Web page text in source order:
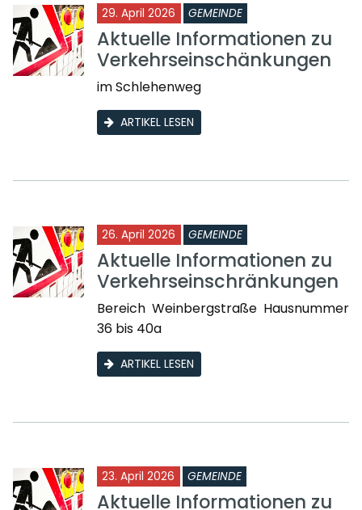
29. April 2026 GEMEINDE
Aktuelle Informationen zu
Verkehrseinschänkungen
im Schlehenweg
ARTIKEL LESEN
26. April 2026 GEMEINDE
Aktuelle Informationen zu
Verkehrseinschränkungen
Bereich Weinbergstraße Hausnummer
36 bis 40a
ARTIKEL LESEN
23. April 2026 GEMEINDE
Aktuelle Informationen zu